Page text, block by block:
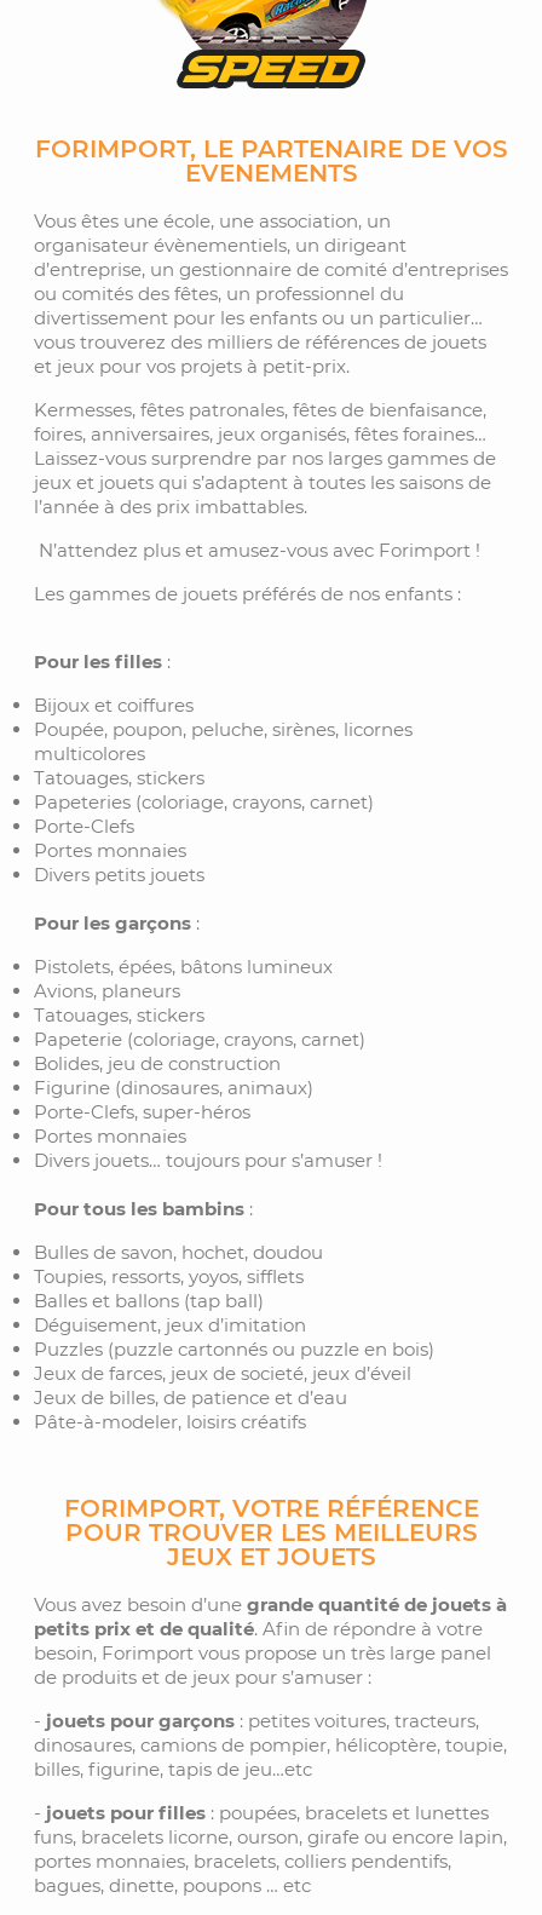
FORIMPORT, LE PARTENAIRE DE VOS
EVENEMENTS
Vous êtes une école, une association, un
organisateur évènementiels, un dirigeant
d’entreprise, un gestionnaire de comité d’entreprises
ou comités des fêtes, un professionnel du
divertissement pour les enfants ou un particulier…
vous trouverez des milliers de références de jouets
et jeux pour vos projets à petit-prix.
Kermesses, fêtes patronales, fêtes de bienfaisance,
foires, anniversaires, jeux organisés, fêtes foraines…
Laissez-vous surprendre par nos larges gammes de
jeux et jouets qui s’adaptent à toutes les saisons de
l’année à des prix imbattables.
N’attendez plus et amusez-vous avec Forimport !
Les gammes de jouets préférés de nos enfants :
Pour les filles:
Bijoux et coiffures
Poupée, poupon, peluche, sirènes, licornes
multicolores
Tatouages, stickers
Papeteries (coloriage, crayons, carnet)
Porte-Clefs
Portes monnaies
Divers petits jouets
Pour les garçons:
Pistolets, épées, bâtons lumineux
Avions, planeurs
Tatouages, stickers
Papeterie (coloriage, crayons, carnet)
Bolides, jeu de construction
Figurine (dinosaures, animaux)
Porte-Clefs, super-héros
Portes monnaies
Divers jouets… toujours pour s’amuser !
Pour tous les bambins:
Bulles de savon, hochet, doudou
Toupies, ressorts, yoyos, sifflets
Balles et ballons (tap ball)
Déguisement, jeux d’imitation
Puzzles (puzzle cartonnés ou puzzle en bois)
Jeux de farces, jeux de societé, jeux d’éveil
Jeux de billes, de patience et d’eau
Pâte-à-modeler, loisirs créatifs
FORIMPORT, VOTRE RÉFÉRENCE
POUR TROUVER LES MEILLEURS
JEUX ET JOUETS
Vous avez besoin d’une grande quantité de jouets à
petits prix et de qualité. Afin de répondre à votre
besoin, Forimport vous propose un très large panel
de produits et de jeux pour s’amuser :
- jouets pour garçons: petites voitures, tracteurs,
dinosaures, camions de pompier, hélicoptère, toupie,
billes, figurine, tapis de jeu…etc
- jouets pour filles: poupées, bracelets et lunettes
funs, bracelets licorne, ourson, girafe ou encore lapin,
portes monnaies, bracelets, colliers pendentifs,
bagues, dinette, poupons … etc